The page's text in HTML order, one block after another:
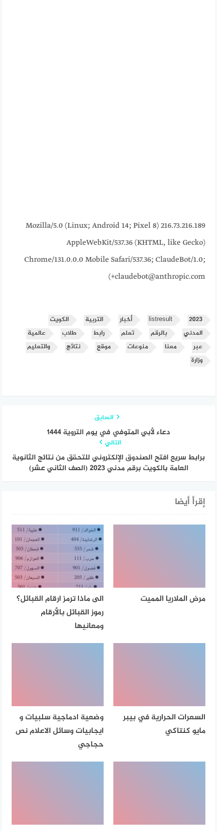
216.73.216.189 Mozilla/5.0 (Linux; Android 14; Pixel 8)
AppleWebKit/537.36 (KHTML, like Gecko)
Chrome/131.0.0.0 Mobile Safari/537.36; ClaudeBot/1.0;
+claudebot@anthropic.com)
2023
listresult أخبار التربية
الكويت
المدني
بالرقم تعلم رابط طلاب
عالمية
عبر
معنا منوعات موقع نتائج
والتعليم
وزارة
السابق
دعاء لأبي المتوفي في يوم التروية 1444
التالي
برابط سريع افتح الصندوق الإلكتروني للتحقق من نتائج الثانوية
العامة بالكويت برقم مدني 2023 (الصف الثاني عشر)
إقرأ أيضا
مرض الملاريا المميت
الى ماذا ترمز ارقام القبائل؟
رموز القبائل بالأرقام
ومعانيها
السعرات الحرارية في بيبر
مايو كنتاكي
وضعية ادماجية سلبيات و
ايجابيات وسائل الاعلام نص
حجاجي